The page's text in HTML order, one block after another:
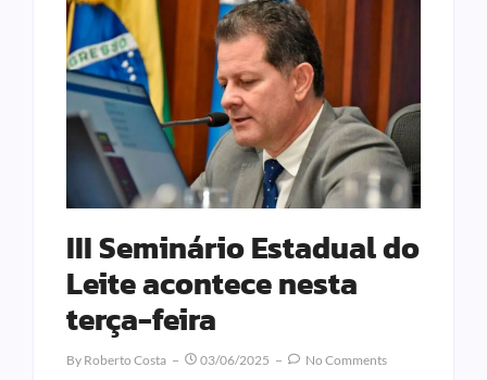
III Seminário Estadual do
Leite acontece nesta
terça-feira
By Roberto Costa 03/06/2025 No Comments